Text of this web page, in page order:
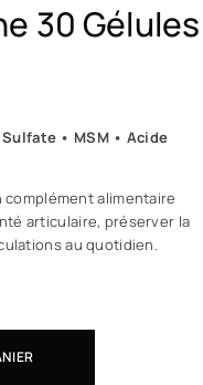
30 Gélules
• MSM • Acide
complément alimentaire
articulaire, préserver la
au quotidien.